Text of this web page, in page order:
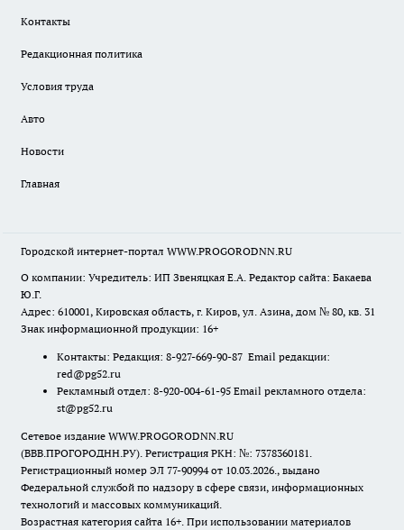
Контакты
Редакционная политика
Условия труда
Авто
Новости
Главная
Городской интернет-портал WWW.PROGORODNN.RU
О компании: Учредитель: ИП Звеняцкая Е.А. Редактор сайта: Бакаева
Ю.Г.
Адрес: 610001, Кировская область, г. Киров, ул. Азина, дом № 80, кв. 31
Знак информационной продукции: 16+
Контакты: Редакция: 8-927-669-90-87 Email редакции:
red@pg52.ru
Рекламный отдел: 8-920-004-61-95 Email рекламного отдела:
st@pg52.ru
Сетевое издание WWW.PROGORODNN.RU
(ВВВ.ПРОГОРОДНН.РУ). Регистрация РКН: №: 7378360181.
Регистрационный номер ЭЛ 77-90994 от 10.03.2026., выдано
Федеральной службой по надзору в сфере связи, информационных
технологий и массовых коммуникаций.
Возрастная категория сайта 16+. При использовании материалов